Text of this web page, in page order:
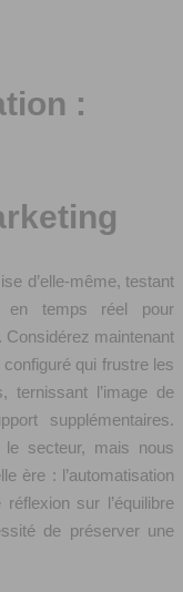
:
d’elle-même, testant
en temps réel pour
Considérez maintenant
qui frustre les
ternissant l’image de
supplémentaires.
le secteur, mais nous
ère : l’automatisation
sur l’équilibre
de préserver une